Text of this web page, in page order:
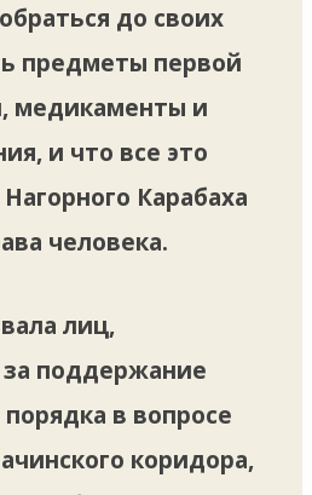
до своих
предметы первой
медикаменты и
и что все это
Карабаха
человека.
лиц,
поддержание
в вопросе
коридора,